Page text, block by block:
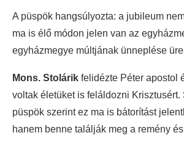
A püspök hangsúlyozta: a jubileum
ma is élő módon jelen van az
egyházmegye múltjának ünneplése
Mons. Stolárik felidézte Péter apostol
voltak életüket is feláldozni
püspök szerint ez ma is bátorítást
hanem benne találják meg a remény